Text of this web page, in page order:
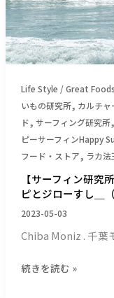
Life Style / Great
いもの研究所, カルチャ
ド, サーフィング研究所,
ピーサーフィンHappy
フード・ストア, ラカ法
【サーフィン研究
ピとジローすし＿
2023-05-03
Chiba Moniz . 千葉
所】
モ
ニ
ー
の
波
質
＿
ワ
カ
モ
ー
の
シ
続きを読む »